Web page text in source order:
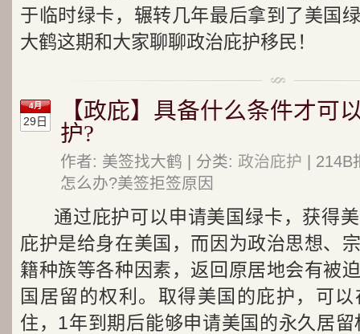
于临时绿卡，辗转几年最后拿到了美国
大鹤这期和大家聊聊政治庇护移民！
4月
29日
【政庇】具备什么条件才可
护?
作者: 美签找大鹤 | 分类: 政治庇护 |
怎么办?美签拒签原因
通过庇护可以申请美国绿卡，获得
庇护是给身在美国，而因为政治思想、
籍种族等各种因素，返回原居地会有被
国居留的权利。取得美国的庇护，可
住，1年到期后能够申请美国的永久居